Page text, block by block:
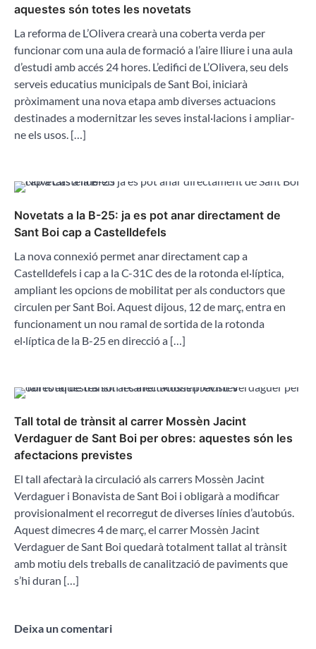
aquestes són totes les novetats
La reforma de L’Olivera crearà una coberta verda per
funcionar com una aula de formació a l’aire lliure i una aula
d’estudi amb accés 24 hores. L’edifici de L’Olivera, seu dels
serveis educatius municipals de Sant Boi, iniciarà
pròximament una nova etapa amb diverses actuacions
destinades a modernitzar les seves instal·lacions i ampliar-
ne els usos. […]
Novetats a la B-25: ja es pot anar directament de
Sant Boi cap a Castelldefels
La nova connexió permet anar directament cap a
Castelldefels i cap a la C-31C des de la rotonda el·líptica,
ampliant les opcions de mobilitat per als conductors que
circulen per Sant Boi. Aquest dijous, 12 de març, entra en
funcionament un nou ramal de sortida de la rotonda
el·líptica de la B-25 en direcció a […]
Tall total de trànsit al carrer Mossèn Jacint
Verdaguer de Sant Boi per obres: aquestes són les
afectacions previstes
El tall afectarà la circulació als carrers Mossèn Jacint
Verdaguer i Bonavista de Sant Boi i obligarà a modificar
provisionalment el recorregut de diverses línies d’autobús.
Aquest dimecres 4 de març, el carrer Mossèn Jacint
Verdaguer de Sant Boi quedarà totalment tallat al trànsit
amb motiu dels treballs de canalització de paviments que
s’hi duran […]
Deixa un comentari